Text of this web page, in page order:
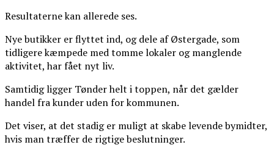
Resultaterne kan allerede ses.
Nye butikker er flyttet ind, og dele af Østergade, som
tidligere kæmpede med tomme lokaler og manglende
aktivitet, har fået nyt liv.
Samtidig ligger Tønder helt i toppen, når det gælder
handel fra kunder uden for kommunen.
Det viser, at det stadig er muligt at skabe levende bymidter,
hvis man træffer de rigtige beslutninger.